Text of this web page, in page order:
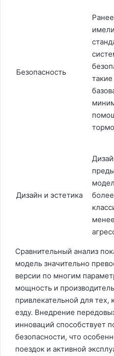
Безопасность
имели
такие
Дизайн и эстетика
более
менее
Сравнительный анализ
модель значительно
версии по многим
мощность и
привлекательной для
езду. Внедрение
инноваций способствует
безопасности, что
поездок и активной